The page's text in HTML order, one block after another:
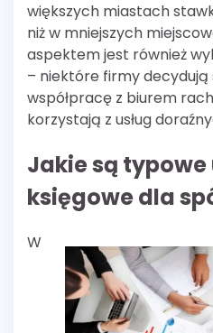
większych miastach
niż w mniejszych
aspektem jest również
– niektóre firmy decydują
współpracę z biurem
korzystają z usług
Jakie są typowe
księgowe dla
W